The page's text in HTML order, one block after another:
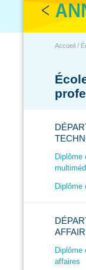
Accueil /
Diplôme
Diplôme
Diplôme
affaires